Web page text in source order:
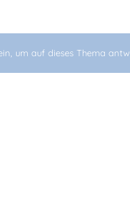
um auf dieses Thema